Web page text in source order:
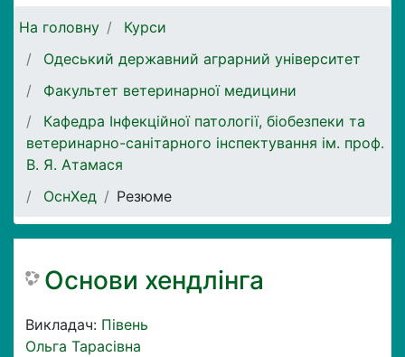
На головну
Курси
Одеський державний аграрний університет
Факультет ветеринарної медицини
Кафедра Інфекційної патології, біобезпеки та
ветеринарно-санітарного інспектування ім. проф.
В. Я. Атамася
ОснХед
Резюме
Основи хендлінга
Викладач: Півень
Ольга Тарасівна